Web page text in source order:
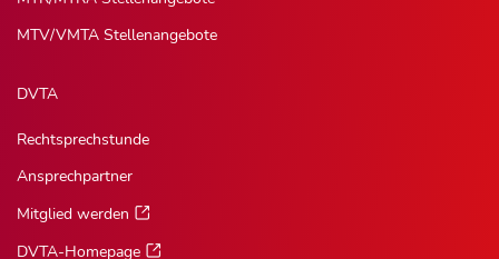
MTV/VMTA Stellenangebote
DVTA
Rechtsprechstunde
Ansprechpartner
Mitglied werden
DVTA-Homepage